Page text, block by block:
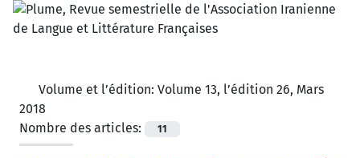
Volume et l’édition: Volume 13, l’édition 26, Mars
2018
Nombre des articles:
11